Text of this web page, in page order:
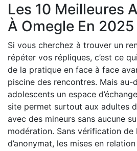
Les 10 Meilleures
À Omegle En 2025
Si vous cherchez à trouver un
répéter vos répliques, c’est ce
de la pratique en face à face
piscine des rencontres. Mais au-
adolescents un espace
site permet surtout aux adultes
avec des mineurs sans aucune
modération. Sans vérification de
d’anonymat, les mises en